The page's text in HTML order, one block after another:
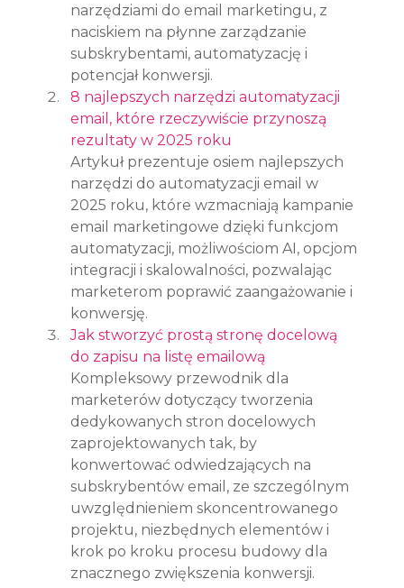
narzędziami do email marketingu, z
naciskiem na płynne zarządzanie
subskrybentami, automatyzację i
potencjał konwersji.
8 najlepszych narzędzi automatyzacji
email, które rzeczywiście przynoszą
rezultaty w 2025 roku
Artykuł prezentuje osiem najlepszych
narzędzi do automatyzacji email w
2025 roku, które wzmacniają kampanie
email marketingowe dzięki funkcjom
automatyzacji, możliwościom AI, opcjom
integracji i skalowalności, pozwalając
marketerom poprawić zaangażowanie i
konwersję.
Jak stworzyć prostą stronę docelową
do zapisu na listę emailową
Kompleksowy przewodnik dla
marketerów dotyczący tworzenia
dedykowanych stron docelowych
zaprojektowanych tak, by
konwertować odwiedzających na
subskrybentów email, ze szczególnym
uwzględnieniem skoncentrowanego
projektu, niezbędnych elementów i
krok po kroku procesu budowy dla
znacznego zwiększenia konwersji.